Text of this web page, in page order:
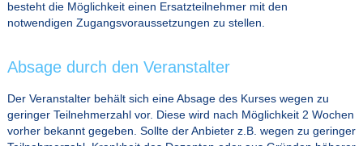
besteht die Möglichkeit einen Ersatzteilnehmer mit den
notwendigen Zugangsvoraussetzungen zu stellen.
Absage durch den Veranstalter
Der Veranstalter behält sich eine Absage des Kurses wegen zu
geringer Teilnehmerzahl vor. Diese wird nach Möglichkeit 2 Wochen
vorher bekannt gegeben. Sollte der Anbieter z.B. wegen zu geringer